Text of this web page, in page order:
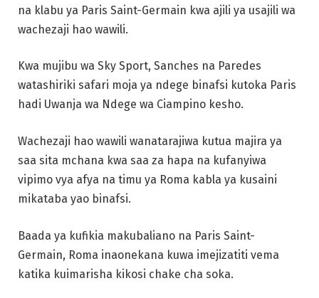
na klabu ya Paris Saint-Germain kwa ajili ya usajili wa
wachezaji hao wawili.
Kwa mujibu wa Sky Sport, Sanches na Paredes
watashiriki safari moja ya ndege binafsi kutoka Paris
hadi Uwanja wa Ndege wa Ciampino kesho.
Wachezaji hao wawili wanatarajiwa kutua majira ya
saa sita mchana kwa saa za hapa na kufanyiwa
vipimo vya afya na timu ya Roma kabla ya kusaini
mikataba yao binafsi.
Baada ya kufikia makubaliano na Paris Saint-
Germain, Roma inaonekana kuwa imejizatiti vema
katika kuimarisha kikosi chake cha soka.